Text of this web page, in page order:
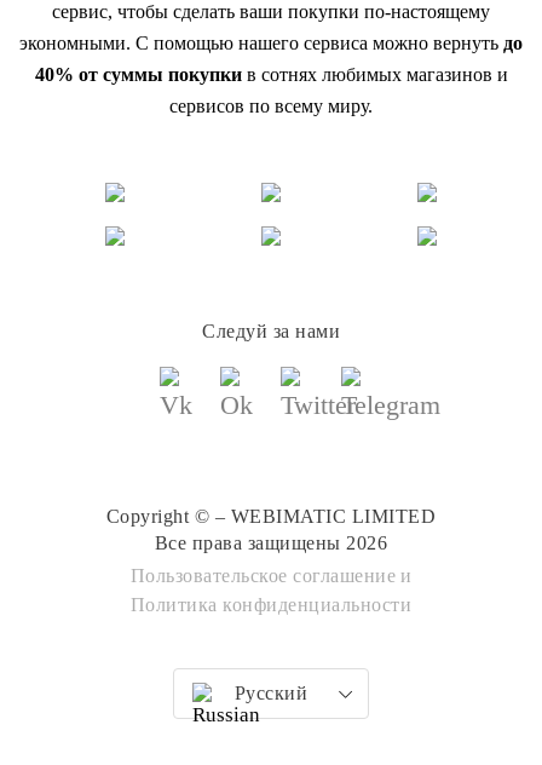
сервис, чтобы сделать ваши покупки по-настоящему
экономными. С помощью нашего сервиса можно вернуть до
40% от суммы покупкив сотнях любимых магазинов и
сервисов по всему миру.
Следуй за нами
Copyright © – WEBIMATIC LIMITED
Все права защищены 2026
Пользовательское соглашение и
Политика конфиденциальности
Русский